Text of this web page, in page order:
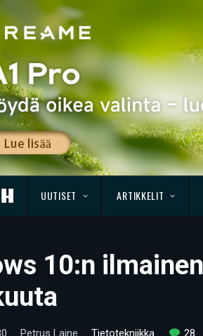
UUTISET ARTIKKELIT
10:n
Petrus Laine Tietotekniikka 28